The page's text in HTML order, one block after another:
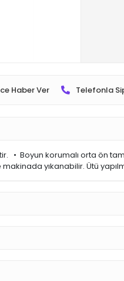
Haber Ver Telefonla
Boyun korumalı orta ön tam
yıkanabilir. Ütü